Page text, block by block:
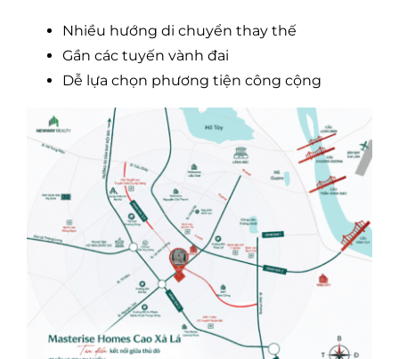
Nhiều hướng di chuyển thay thế
Gần các tuyến vành đai
Dễ lựa chọn phương tiện công cộng